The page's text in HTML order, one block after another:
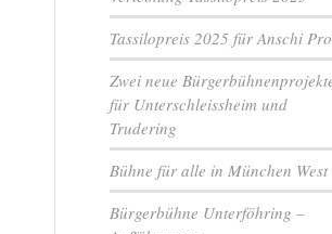
Tassilopreis 2025 für Anschi
Zwei neue
für Unterschleissheim und
Trudering
Bühne für alle in München West
Bürgerbühne Unterföhring –